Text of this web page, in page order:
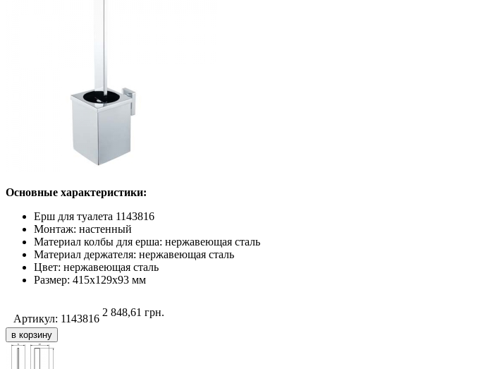
Основные характеристики:
Ерш для туалета 1143816
Монтаж: настенный
Материал колбы для ерша: нержавеющая сталь
Материал держателя: нержавеющая сталь
Цвет: нержавеющая сталь
Размер: 415х129х93 мм
Артикул: 1143816
2 848,61 грн.